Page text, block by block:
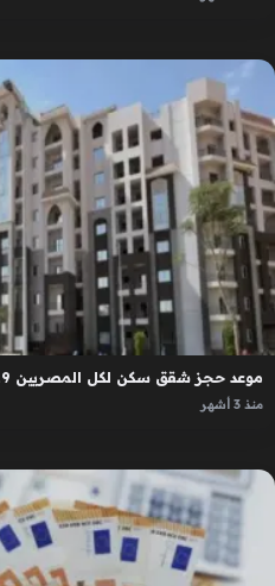
موعد حجز شقق سكن لكل المصريين 9.. أماكن الطرح وتفاصيل الأسعار
منذ 3 أشهر